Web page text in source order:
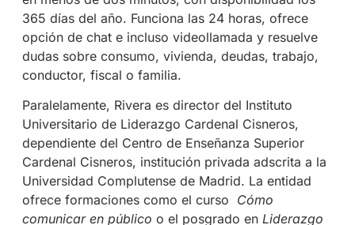
365 días del año. Funciona las 24 horas, ofrece
opción de chat e incluso videollamada y resuelve
dudas sobre consumo, vivienda, deudas, trabajo,
conductor, fiscal o familia.
Paralelamente, Rivera es director del Instituto
Universitario de Liderazgo Cardenal Cisneros,
dependiente del Centro de Enseñanza Superior
Cardenal Cisneros, institución privada adscrita a la
Universidad Complutense de Madrid. La entidad
ofrece formaciones como el curso Cómo
comunicar en público o el posgrado enLiderazgo